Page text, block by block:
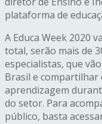
plataforma de
A Educa Week 2020
total, serão mais de
especialistas, que
Brasil e compartilhar
aprendizagem
do setor. Para
público, basta